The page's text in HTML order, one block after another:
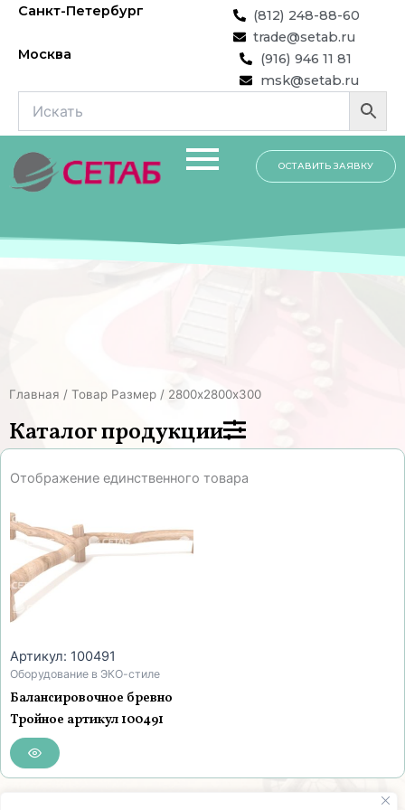
Перейти
содержимому
Санкт-Петербург
(812) 248-88-60
trade@setab.ru
Москва
(916) 946 11 81
msk@setab.ru
ОСТАВИТЬ ЗАЯВКУ
Главная / Товар Размер / 2800х2800х300
Каталог продукции
Отображение единственного товара
Артикул: 100491
Оборудование в ЭКО-стиле
Балансировочное бревно
Тройное артикул 100491